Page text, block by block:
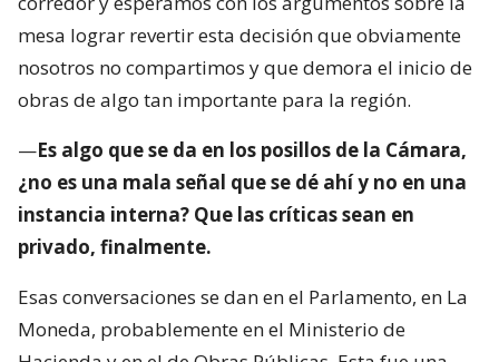
mesa lograr revertir esta decisión que obviamente
nosotros no compartimos y que demora el inicio de
obras de algo tan importante para la región.
—Es algo que se da en los posillos de la Cámara,
¿no es una mala señal que se dé ahí y no en una
instancia interna? Que las críticas sean en
privado, finalmente.
Esas conversaciones se dan en el Parlamento, en La
Moneda, probablemente en el Ministerio de